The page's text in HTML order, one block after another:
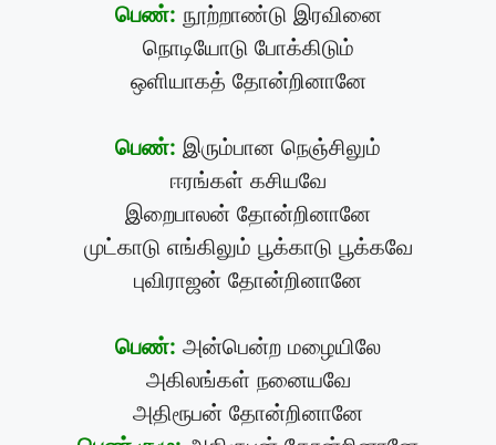
பெண்: நூற்றாண்டு இரவினை
நொடியோடு போக்கிடும்
ஒளியாகத் தோன்றினானே
பெண்: இரும்பான நெஞ்சிலும்
ஈரங்கள் கசியவே
இறைபாலன் தோன்றினானே
முட்காடு எங்கிலும் பூக்காடு பூக்கவே
புவிராஜன் தோன்றினானே
பெண்: அன்பென்ற மழையிலே
அகிலங்கள் நனையவே
அதிரூபன் தோன்றினானே